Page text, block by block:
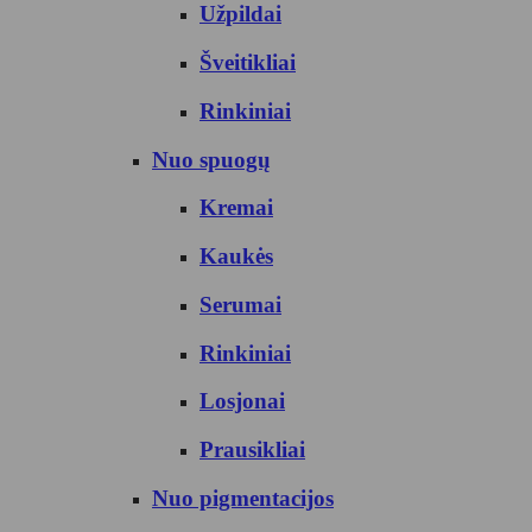
Užpildai
Šveitikliai
Rinkiniai
Nuo spuogų
Kremai
Kaukės
Serumai
Rinkiniai
Losjonai
Prausikliai
Nuo pigmentacijos